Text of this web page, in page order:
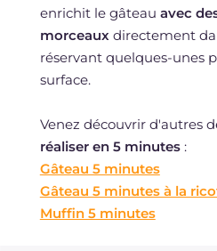
enrichit le gâteau avec
morceaux directement
réservant quelques-unes
surface.
Venez découvrir d'autres
réaliser en 5 minutes:
Gâteau 5 minutes
Gâteau 5 minutes à la
Muffin 5 minutes